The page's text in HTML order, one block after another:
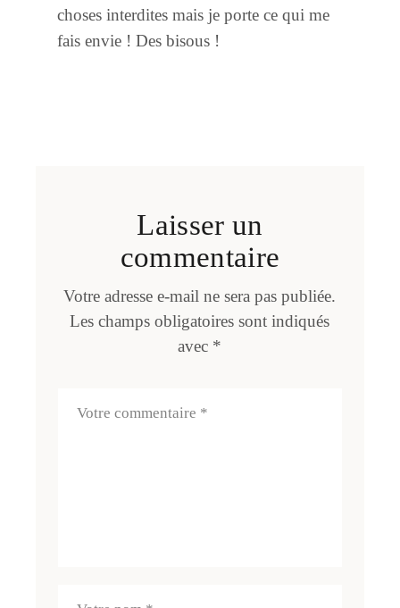
choses interdites mais je porte ce qui me
fais envie ! Des bisous !
Laisser un
commentaire
Votre adresse e-mail ne sera pas publiée.
Les champs obligatoires sont indiqués
avec *